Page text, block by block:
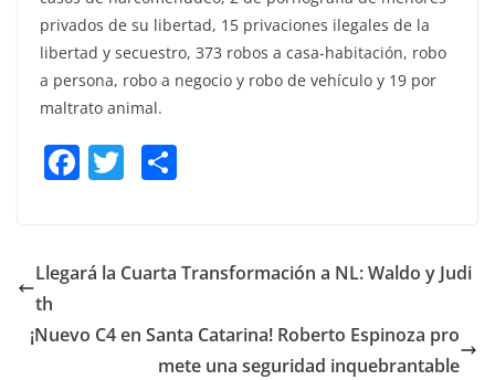
privados de su libertad, 15 privaciones ilegales de la
libertad y secuestro, 373 robos a casa-habitación, robo
a persona, robo a negocio y robo de vehículo y 19 por
maltrato animal.
F
e
o
T
er e
Llegará la Cuarta Transformación a NL: Waldo y Judi
th
¡Nuevo C4 en Santa Catarina! Roberto Espinoza pro
mete una seguridad inquebrantable